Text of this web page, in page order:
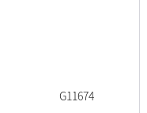
G11674